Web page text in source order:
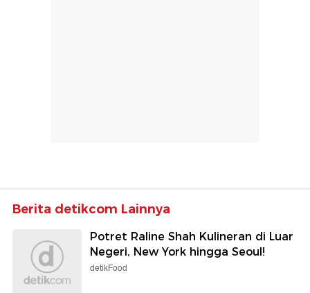
Berita detikcom Lainnya
Potret Raline Shah Kulineran di Luar
Negeri, New York hingga Seoul!
detikFood